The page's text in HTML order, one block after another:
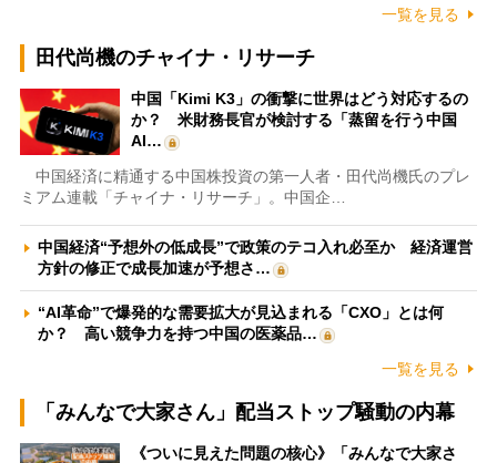
一覧を見る
田代尚機のチャイナ・リサーチ
中国「Kimi K3」の衝撃に世界はどう対応するの
か？ 米財務長官が検討する「蒸留を行う中国
AI…
中国経済に精通する中国株投資の第一人者・田代尚機氏のプレ
ミアム連載「チャイナ・リサーチ」。中国企…
中国経済“予想外の低成長”で政策のテコ入れ必至か 経済運営
方針の修正で成長加速が予想さ…
“AI革命”で爆発的な需要拡大が見込まれる「CXO」とは何
か？ 高い競争力を持つ中国の医薬品…
一覧を見る
「みんなで大家さん」配当ストップ騒動の内幕
《ついに見えた問題の核心》「みんなで大家さ